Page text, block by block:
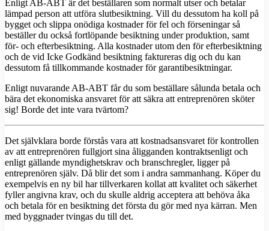
Enligt AB-ABT är det beställaren som normalt utser och betalar
lämpad person att utföra slutbesiktning. Vill du dessutom ha koll på
bygget och slippa onödiga kostnader för fel och förseningar så
beställer du också fortlöpande besiktning under produktion, samt
för- och efterbesiktning. Alla kostnader utom den för efterbesiktning
och de vid Icke Godkänd besiktning faktureras dig och du kan
dessutom få tillkommande kostnader för garantibesiktningar.
Enligt nuvarande AB-ABT får du som beställare sålunda betala och
bära det ekonomiska ansvaret för att säkra att entreprenören sköter
sig! Borde det inte vara tvärtom?
Det självklara borde förstås vara att kostnadsansvaret för kontrollen
av att entreprenören fullgjort sina åligganden kontraktsenligt och
enligt gällande myndighetskrav och branschregler, ligger på
entreprenören själv. Då blir det som i andra sammanhang. Köper du
exempelvis en ny bil har tillverkaren kollat att kvalitet och säkerhet
fyller angivna krav, och du skulle aldrig acceptera att behöva åka
och betala för en besiktning det första du gör med nya kärran. Men
med byggnader tvingas du till det.